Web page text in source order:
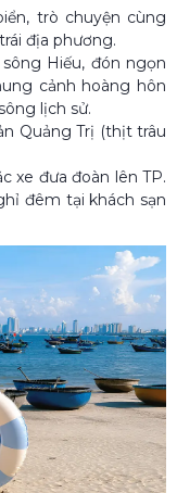
trò chuyện cùng
địa phương.
Hiếu, đón ngọn
cảnh hoàng hôn
lịch sử.
Quảng Trị (thịt trâu
xe đưa đoàn lên TP.
đêm tại khách sạn